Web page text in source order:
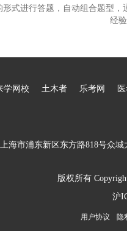
形式进行答题，自动组合题型
经
学网校 土木者 乐考网
海市浦东新区东方路818号众城
版权所有
沪
用户协议 隐